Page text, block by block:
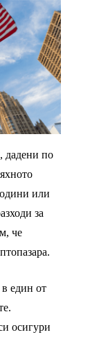
дадени по
или
за
че
в един от
осигури